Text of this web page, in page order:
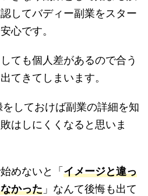
してバディー副業をスター
心です。
ても個人差があるので合う
てきてしまいます。
しておけば副業の詳細を知
はしにくくなると思いま
めないと「 イメージと違っ
かった 」なんて後悔も出て